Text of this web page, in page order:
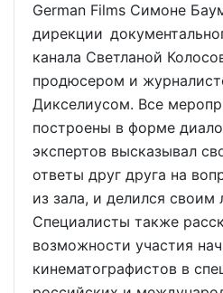
German Films Симоне
дирекции
канала Светланой
продюсером и
Дикселиусом. Все
построены в форме
экспертов высказывал
ответы друг друга на
из зала, и делился
Специалисты также
возможности участия
кинематографистов в